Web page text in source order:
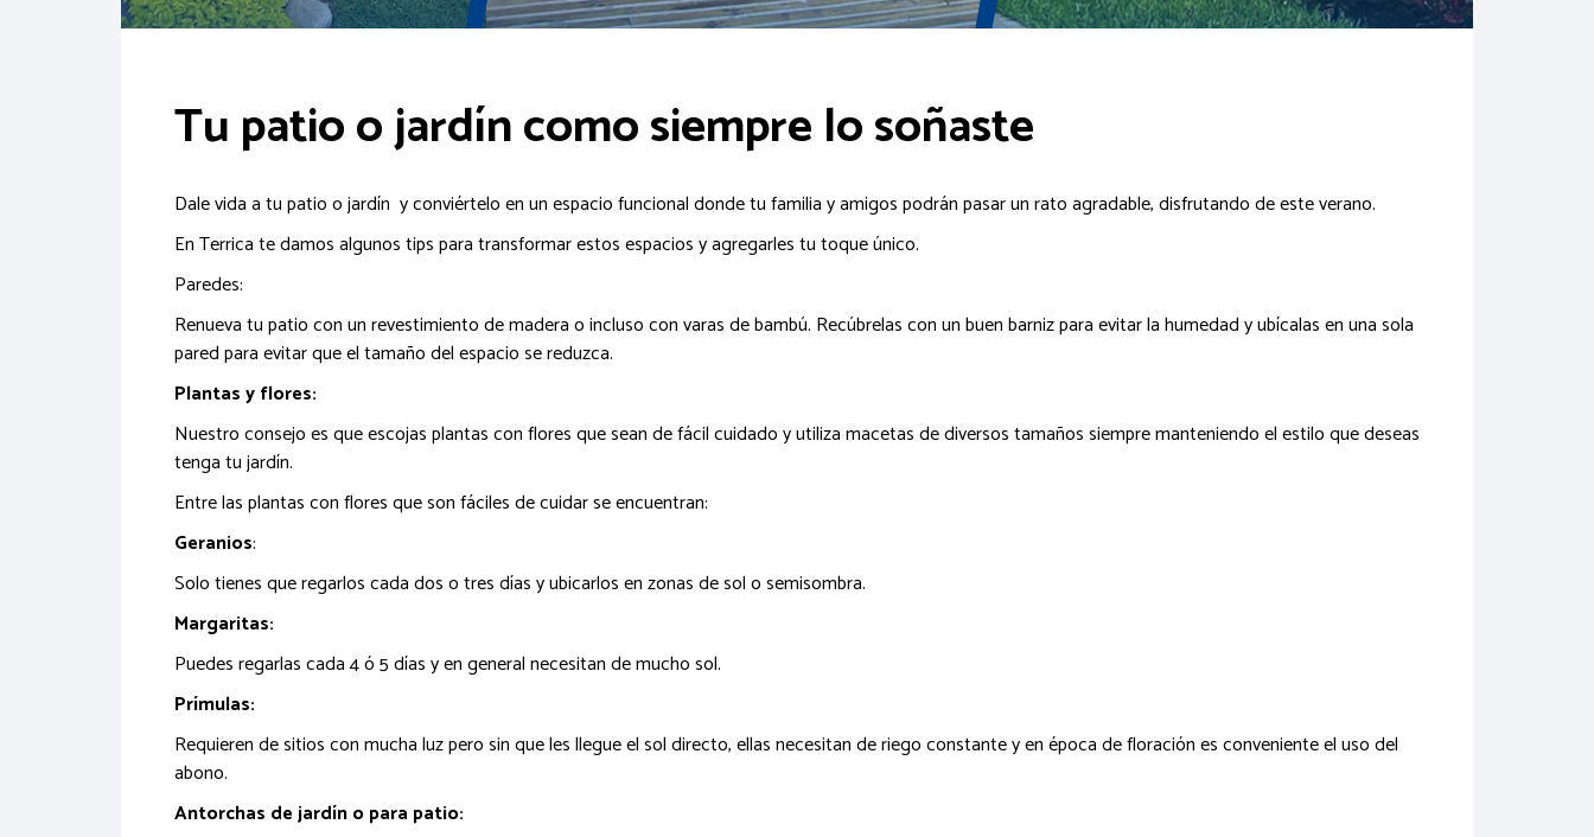
Tu patio o jardín como siempre lo soñaste
Dale vida a tu patio o jardín y conviértelo en un espacio funcional donde tu familia y amigos podrán pasar un rato agradable, disfrutando de este verano.
En Terrica te damos algunos tips para transformar estos espacios y agregarles tu toque único.
Paredes:
Renueva tu patio con un revestimiento de madera o incluso con varas de bambú. Recúbrelas con un buen barniz para evitar la humedad y ubícalas en una sola
pared para evitar que el tamaño del espacio se reduzca.
Plantas y flores:
Nuestro consejo es que escojas plantas con flores que sean de fácil cuidado y utiliza macetas de diversos tamaños siempre manteniendo el estilo que deseas
tenga tu jardín.
Entre las plantas con flores que son fáciles de cuidar se encuentran:
Geranios:
Solo tienes que regarlos cada dos o tres días y ubicarlos en zonas de sol o semisombra.
Margaritas:
Puedes regarlas cada 4 ó 5 días y en general necesitan de mucho sol.
Prímulas:
Requieren de sitios con mucha luz pero sin que les llegue el sol directo, ellas necesitan de riego constante y en época de floración es conveniente el uso del
abono.
Antorchas de jardín o para patio: